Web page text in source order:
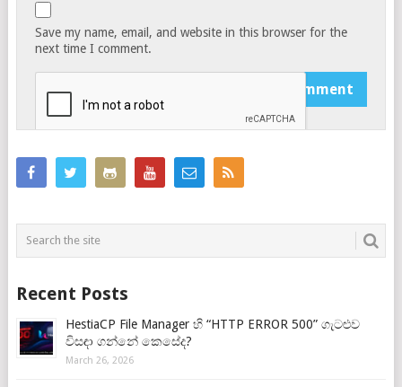
Save my name, email, and website in this browser for the
next time I comment.
Recent Posts
HestiaCP File Manager හි “HTTP ERROR 500” ගැටළුව
විසඳා ගන්නේ කෙසේද?
March 26, 2026